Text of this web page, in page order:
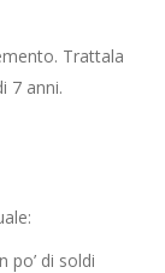
Trattala
7 anni.
po’ di soldi